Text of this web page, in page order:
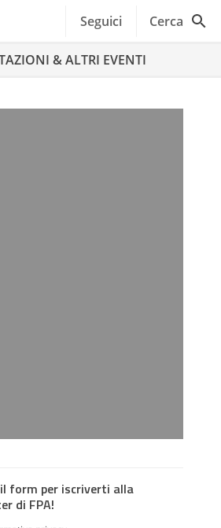
Seguici Cerca
& ALTRI EVENTI
form per iscriverti alla
di FPA!